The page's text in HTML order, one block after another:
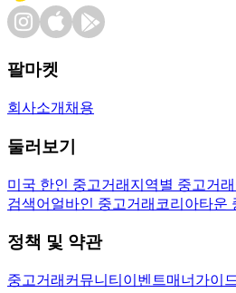
팔마켓
회사소개 채용
둘러보기
미국 한인 중고거래 지역별 중고거래
검색어 얼바인 중고거래 코리아타운
정책 및 약관
중고거래 커뮤니티 이벤트매너가이드